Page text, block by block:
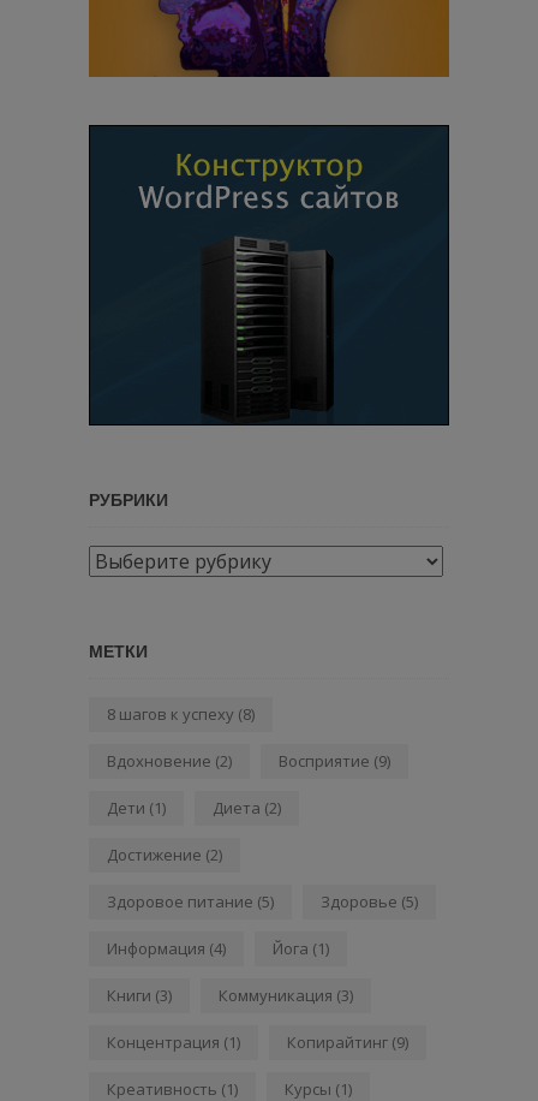
РУБРИКИ
Рубрики
МЕТКИ
8 шагов к успеху (8)
Вдохновение (2) Восприятие (9)
Дети (1) Диета (2)
Достижение (2)
Здоровое питание (5) Здоровье (5)
Информация (4) Йога (1)
Книги (3) Коммуникация (3)
Концентрация (1) Копирайтинг (9)
Креативность (1) Курсы (1)